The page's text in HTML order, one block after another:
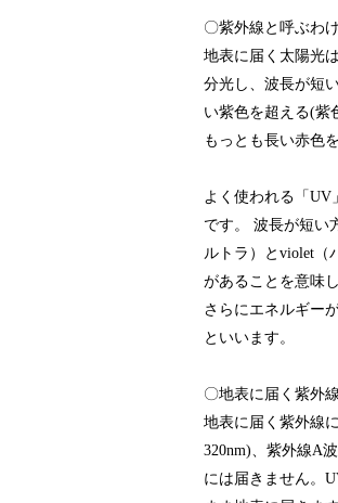
〇紫外線と呼ぶわけ
地表に届く太陽光
分光し、波長が短
い紫色を超える(紫
もっとも長い赤色
よく使われる「UV
です。 波長が短い
ルトラ）とviolet（
があることを意味
さらにエネルギー
といいます。
〇地表に届く紫外
地表に届く紫外線
320nm)、紫外線A
には届きません。